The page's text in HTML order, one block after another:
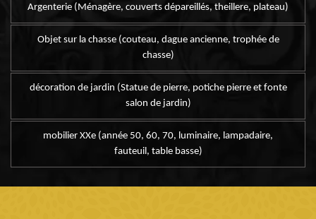
Argenterie (Ménagère, couverts dépareillés, theillere, plateau)
Objet sur la chasse (couteau, dague ancienne, trophée de
chasse)
décoration de jardin (Statue de pierre, potiche pierre et fonte
salon de jardin)
mobilier XXe (année 50, 60, 70, luminaire, lampadaire,
fauteuil, table basse)